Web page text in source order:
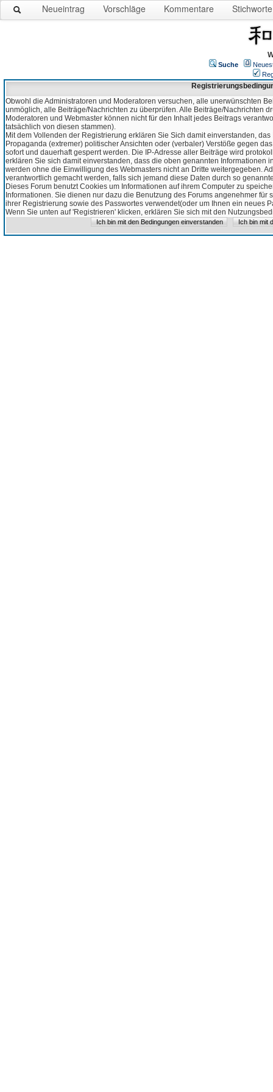
Neueintrag Vorschläge Kommentare Stichworte
Suche
Obwohl die Administratoren und Moderatoren versuchen, alle unerwünschten
unmöglich, alle Beiträge/Nachrichten zu überprüfen. Alle Beiträge/Nachrichten
Moderatoren und Webmaster können nicht für den Inhalt jedes Beitrags
tatsächlich von diesen stammen).
Mit dem Vollenden der Registrierung erklären Sie Sich damit einverstanden,
Propaganda (extremer) politischer Ansichten oder (verbaler) Verstöße gegen
sofort und dauerhaft gesperrt werden. Die IP-Adresse aller Beiträge wird
erklären Sie sich damit einverstanden, dass die oben genannten Informationen
werden ohne die Einwilligung des Webmasters nicht an Dritte weitergegeben.
verantwortlich gemacht werden, falls sich jemand diese Daten durch so
Dieses Forum benutzt Cookies um Informationen auf ihrem Computer zu
Informationen. Sie dienen nur dazu die Benutzung des Forums angenehmer
ihrer Registrierung sowie des Passwortes verwendet(oder um Ihnen ein neues
Wenn Sie unten auf 'Registrieren' klicken, erklären Sie sich mit den